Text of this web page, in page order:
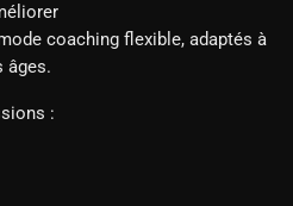
coaching flexible, adaptés à
âges.
: